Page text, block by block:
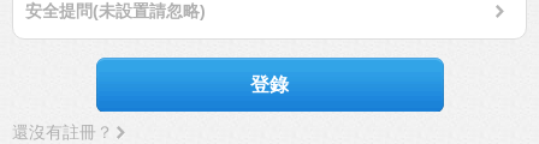
安全提問(未設置請忽略)
登錄
還沒有註冊？